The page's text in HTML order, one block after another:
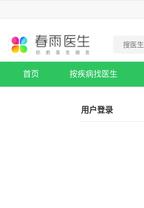
首页 按疾病找医生
用户登录